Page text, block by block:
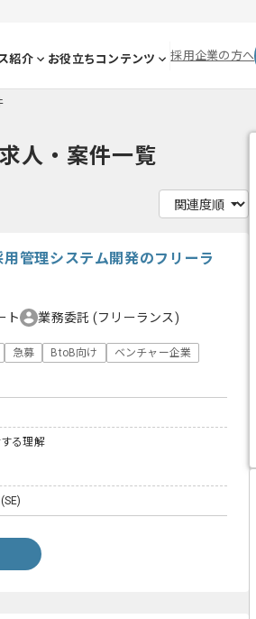
紹介 お役立ちコンテンツ 採用企業の方へ
人・案件一覧
管理システム開発のフリーラ
ト 業務委託 (フリーランス)
急募 BtoB向け
ベンチャー企業
る理解